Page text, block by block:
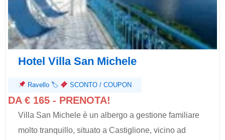
Hotel Villa San Michele
Ravello 🏷 SCONTO / COUPON
DA € 165 - PRENOTA!
Villa San Michele è un albergo a gestione familiare
molto tranquillo, situato a Castiglione, vicino ad